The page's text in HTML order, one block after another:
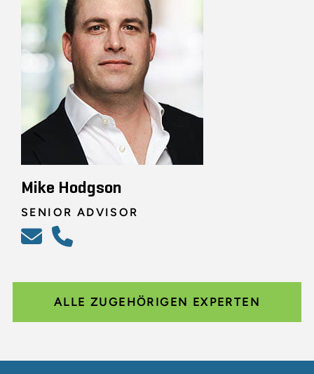
Mike Hodgson
SENIOR ADVISOR
ALLE ZUGEHÖRIGEN EXPERTEN